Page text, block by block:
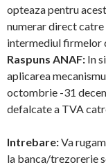
opteaza pentru
numerar direct
intermediul firmelor
Raspuns ANAF: In
aplicarea
octombrie -31
defalcate a TVA
Intrebare:Va
la banca/trezorerie